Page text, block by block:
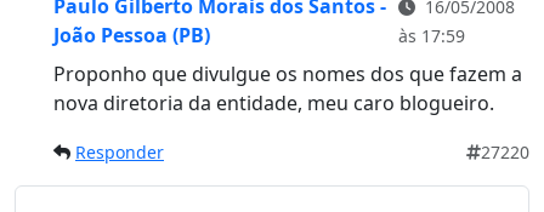
Paulo Gilberto Morais dos Santos -
João Pessoa (PB)
16/05/2008
às 17:59
Proponho que divulgue os nomes dos que fazem a
nova diretoria da entidade, meu caro blogueiro.
Responder 27220